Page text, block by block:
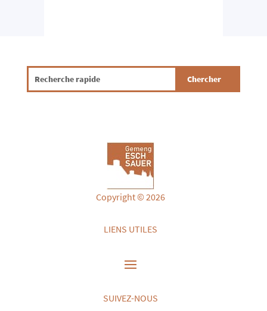
Copyright © 2026
LIENS UTILES
SUIVEZ-NOUS